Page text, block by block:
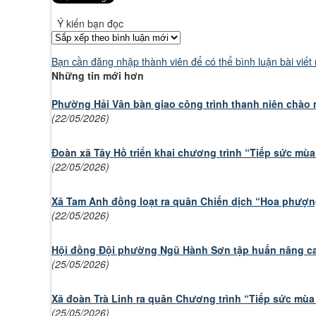
Ý kiến bạn đọc
Bạn cần đăng nhập thành viên để có thể bình luận bài viết
Những tin mới hơn
Phường Hải Vân bàn giao công trình thanh niên
(22/05/2026)
Đoàn xã Tây Hồ triển khai chương trình “Tiếp sức
(22/05/2026)
Xã Tam Anh đồng loạt ra quân Chiến dịch “Hoa
(22/05/2026)
Hội đồng Đội phường Ngũ Hành Sơn tập huấn nâng
(25/05/2026)
Xã đoàn Trà Linh ra quân Chương trình “Tiếp sức
(25/05/2026)